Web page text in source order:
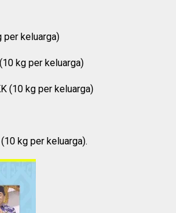
per keluarga)
kg per keluarga)
(10 kg per keluarga)
kg per keluarga).